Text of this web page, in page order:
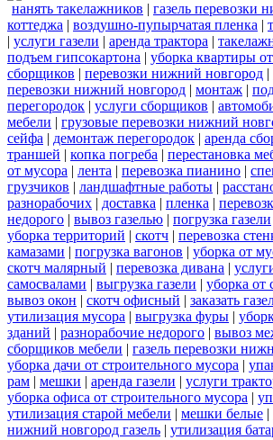
нанять такелажников | газель перевозки
коттеджа | воздушно-пупырчатая пленка |
| услуги газели | аренда трактора |
подъем гипсокартона | уборка квартиры
сборщиков | перевозки нижний новгород |
перевозки нижний новгород | монтаж |
перегородок | услуги сборщиков |
мебели | грузовые перевозки нижний
сейфа | демонтаж перегородок | аренда
траншей | копка погреба | перестановка
от мусора | лента | перевозка пианино |
грузчиков | ландшафтные работы |
разнорабочих | доставка | пленка |
недорого | вывоз газелью | погрузка газели
уборка территорий | скотч | перевозка
камазами | погрузка вагонов | уборка от
скотч малярный | перевозка дивана |
самосвалами | выгрузка газели | уборка от
вывоз окон | скотч офисный | заказать
утилизация мусора | выгрузка фуры |
зданий | разнорабочие недорого | вывоз
сборщиков мебели | газель перевозки
уборка дачи от строительного мусора |
рам | мешки | аренда газели | услуги
уборка офиса от строительного мусора |
утилизация старой мебели | мешки белые |
нижний новгород газель | утилизация